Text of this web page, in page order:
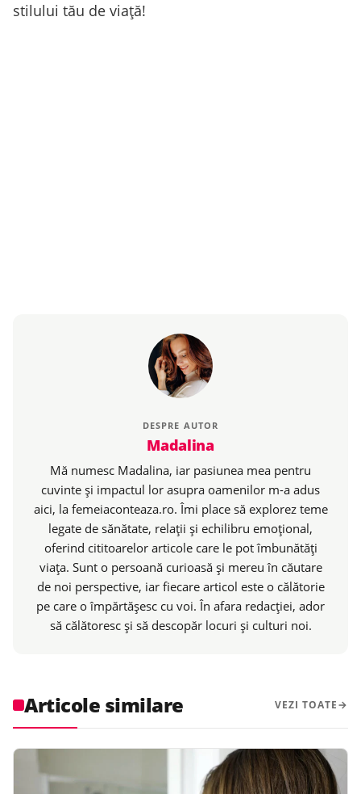
stilului tău de viață!
DESPRE AUTOR
Madalina
Mă numesc Madalina, iar pasiunea mea pentru
cuvinte și impactul lor asupra oamenilor m-a adus
aici, la femeiaconteaza.ro. Îmi place să explorez teme
legate de sănătate, relații și echilibru emoțional,
oferind cititoarelor articole care le pot îmbunătăți
viața. Sunt o persoană curioasă și mereu în căutare
de noi perspective, iar fiecare articol este o călătorie
pe care o împărtășesc cu voi. În afara redacției, ador
să călătoresc și să descopăr locuri și culturi noi.
Articole similare VEZI TOATE